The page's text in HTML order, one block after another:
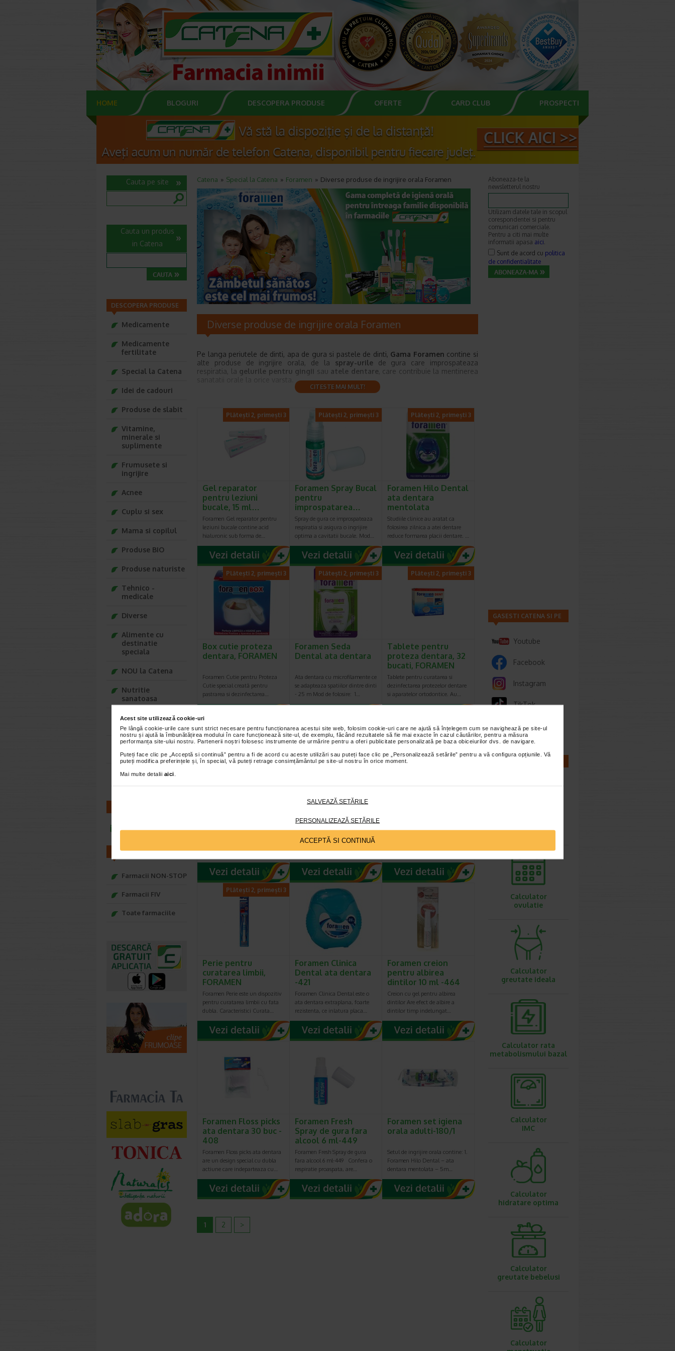
Acest site utilizează cookie-uri
Pe lângă cookie-urile care sunt strict necesare pentru funcționarea acestui site web, folosim cookie-uri care ne ajută să înțelegem cum se navighează pe site-ul
nostru și ajută la îmbunătățirea modului în care funcționează site-ul, de exemplu, făcând rezultatele să fie mai exacte în cazul căutărilor, pentru a măsura
performanța site-ului nostru. Partenerii noștri folosesc instrumente de urmărire pentru a oferi publicitate personalizată pe baza obiceiurilor dvs. de navigare.
Puteți face clic pe „Acceptă si continuă” pentru a fi de acord cu aceste utilizări sau puteți face clic pe „Personalizează setările” pentru a vă configura opțiunile. Vă
puteți modifica preferințele și, în special, vă puteți retrage consimțământul pe site-ul nostru în orice moment.
Mai multe detalii aici
SALVEAZĂ SETĂRILE
PERSONALIZEAZĂ SETĂRILE
ACCEPTĂ SI CONTINUĂ
HOME BLOGURI DESCOPERA PRODUSE OFERTE CARD CLUB PROSPECTE
Catena Special la Catena Foramen Diverse produse de ingrijire orala Foramen
Diverse produse de ingrijire orala Foramen
Pe langa periutele de dinti, apa de gura si pastele de dinti, Gama Foramen contine si
alte produse de ingrijire orala, de la spray-urilede gura care improspateaza
respiratia, la gelurile pentru gingii sau atele dentare, care contribuie la mentinerea
CITESTE MAI MULT!
Plătești 2, primești 3
Gel reparator
pentru leziuni
bucale, 15 ml…
Foramen Gel reparator pentru
leziuni bucale contine acid
hialuronic sub forma de…
Plătești 2, primești 3
Foramen Spray Bucal
pentru
improspatarea…
Spray de gura ce improspateaza
respiratia si asigura o ingrijire
optima a cavitatii bucale. Mod…
Plătești 2, primești 3
Foramen Hilo Dental
ata dentara
mentolata
Studiile clinice au aratat ca
folosirea zilnica a atei dentare
reduce formarea placii dentare. …
Plătești 2, primești 3
Box cutie proteza
dentara, FORAMEN
Foramen Cutie pentru Proteza
Cutie special creată pentru
pastrarea si dezinfectarea…
Plătești 2, primești 3
Foramen Seda
Dental ata dentara
Ata dentara cu microfilamente ce
se adapteaza spatiilor dintre dinti
- 25 m Mod de folosire: 1…
Plătești 2, primești 3
Tablete pentru
proteza dentara, 32
bucati, FORAMEN
Tablete pentru curatarea si
dezinfectarea protezelor dentare
si aparatelor ortodontice. Au…
Plătești 2, primești 3
conceputa pentru a asigura…
Plătești 2, primești 3
Set calatorie copii,
Setul de ingrijire orala contine: 1.
Foramen Gel Junior –Pasta de
dinti gel pentru copii Bi – fluor…
Plătești 2, primești 3
puternica a protezei, pentru a…
Plătești 2, primești 3
Perie pentru
curatarea limbii,
FORAMEN
Foramen Perie este un dispozitiv
pentru curatarea limbii cu fata
dubla. Caracteristici Curata…
Foramen Clinica
Dental ata dentara
-421
Foramen Clinica Dental este o
ata dentara extraplana, foarte
rezistenta, ce inlatura placa…
Foramen creion
pentru albirea
dintilor 10 ml -464
Creion cu gel pentru albirea
dintilor Are efect de albire a
dintilor timp indelungat…
Foramen Floss picks
ata dentara 30 buc -
408
Foramen Floss picks ata dentara
are un design special cu dubla
actiune care indeparteaza cu…
Foramen Fresh
Spray de gura fara
alcool 6 ml-449
Foramen Fresh Spray de gura
fara alcool 6 ml-449 Confera o
respiratie proaspata, are…
Foramen set igiena
orala adulti-180/1
Setul de ingrijire orala contine: 1.
Foramen Hilo Dental – ata
dentara mentolata – 5m…
1 2 >
Cauta pe site
Cauta un produs
in Catena
DESCOPERA PRODUSE
Medicamente
Medicamente
fertilitate
Special la Catena
Idei de cadouri
Produse de slabit
Vitamine,
minerale si
suplimente
Frumusete si
ingrijire
Acnee
Cuplu si sex
Mama si copilul
Produse BIO
Produse naturiste
Tehnico -
medicale
Diverse
Alimente cu
destinatie
speciala
NOU la Catena
Nutritie
sanatoasa
Ce Oftapic ti se
potriveste
Adora – Adorabili
din prima clipa
Seturi cadou
infoline@catena.ro
FARMACII
Farmacii NON-STOP
Farmacii FIV
Toate farmaciile
Aboneaza-te la
newsletterul nostru
Utilizam datele tale in scopul
corespondentei si pentru
comunicari comerciale.
Pentru a citi mai multe
informatii apasa aici.
Sunt de acord cu politica
de confidentialitate
GASESTI CATENA SI PE
Youtube
Facebook
Instagram
TikTok
Whatsapp
sarcina
Calculator
ovulatie
Calculator
greutate ideala
Calculator rata
metabolismului bazal
Calculator
IMC
Calculator
hidratare optima
Calculator
greutate bebelusi
Calculator